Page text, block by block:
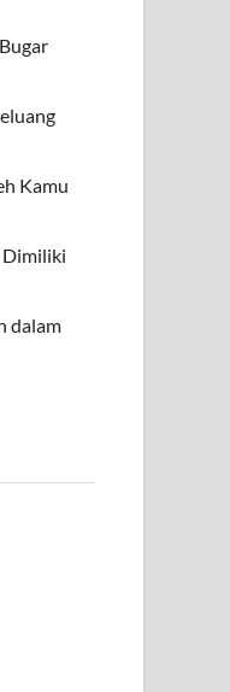
Kamu
Dimiliki
dalam